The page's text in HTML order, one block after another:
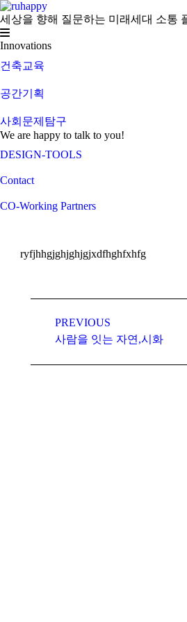
세상을 향해 질문하는 미래세대 소통
Innovations
건축교육
공간기획
사회문제탐구
We are happy to talk to you!
DESIGN-TOOLS
Contact
CO-Working Partners
ryfjhhgjghjghjgjxdfhghfxhfg
navigation
PREVIOUS
Previous
사람을 잇는 자연,시화